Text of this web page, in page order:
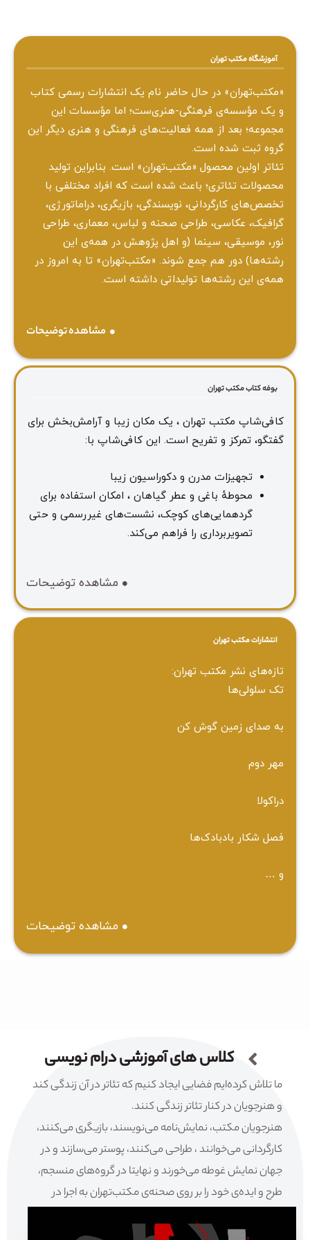
آموزشگاه مکتب تهران
«مکتب‌تهران» در حال حاضر نام یک انتشارات رسمی کتاب
و یک مؤسسه‌ی فرهنگی-هنری‌ست؛ اما مؤسسات این
مجموعه؛ بعد از همه‌ فعالیت‌های فرهنگی و هنری دیگر این
گروه ثبت شده است.
تئاتر اولین محصول «مکتب‌تهران» است. بنابراین تولید
محصولات تئاتری؛ باعث شده است که افراد مختلفی با
تخصص‌های کارگردانی، نویسندگی، بازیگری، دراماتورژی،
گرافیک، عکاسی، طراحی ‌صحنه و لباس، معماری، طراحی
نور، موسیقی، سینما (و اهل پژوهش در همه‌ی این
رشته‌ها) دور هم جمع شوند. «مکتب‌تهران» تا به امروز در
همه‌ی این رشته‌ها تولیداتی داشته است.
مشاهده توضیحات
بوفه کتاب مکتب تهران
کافی‌شاپ مکتب تهران ، یک مکان زیبا و آرامش‌بخش برای
گفتگو، تمرکز و تفریح است. این کافی‌شاپ با:
تجهیزات مدرن و دکوراسیون زیبا
محوطهٔ باغی و عطر گیاهان ، امکان استفاده برای
گردهمایی‌های کوچک، نشست‌های غیررسمی و حتی
تصویربرداری را فراهم می‌کند.
مشاهده توضیحات
انتشارات مکتب تهران
تازه‌های نشر مکتب تهران:
تک سلولی‌ها
به صدای زمین گوش کن
مهر دوم
دراکولا
فصل شکار بادبادک‌ها
و …
مشاهده توضیحات
کلاس های آموزشی درام نویسی
ما تلاش کرده‌ایم فضایی ایجاد کنیم که تئاتر در آن زندگی کند
و هنرجویان در کنار تئاتر زندگی کنند.
هنرجویان مکتب، نمایش‌نامه می‌نویسند، بازیگری می‌کنند،
کارگردانی می‌خوانند ، طراحی می‌کنند، پوستر می‌سازند و در
جهان نمایش غوطه می‌خورند و نهایتا در گروه‌های منسجم،
طرح و ایده‌ی خود را بر روی صحنه‌ی مکتب‌تهران به اجرا در